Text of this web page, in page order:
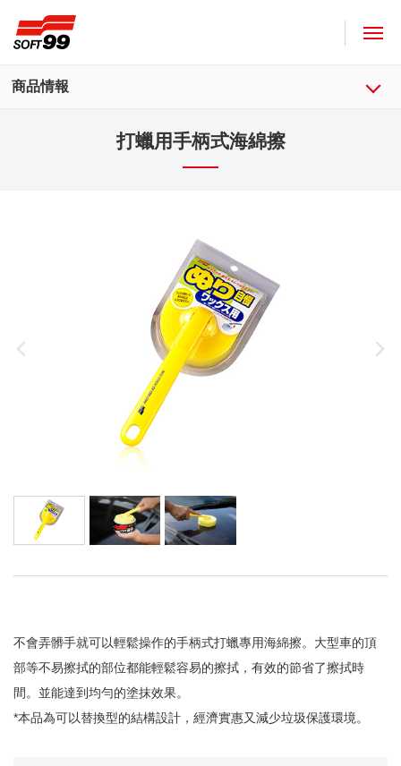
商品情報
打蠟用手柄式海綿擦
不會弄髒手就可以輕鬆操作的手柄式打蠟專用海綿擦。大型車的頂
部等不易擦拭的部位都能輕鬆容易的擦拭，有效的節省了擦拭時
間。並能達到均勻的塗抹效果。
*本品為可以替換型的結構設計，經濟實惠又減少垃圾保護環境。